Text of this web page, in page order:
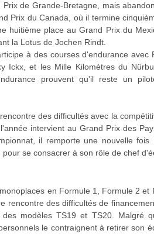
de Grande-Bretagne, mais
Prix du Canada, où il termine
huitième place au Grand Prix du
la Lotus de Jochen Rindt.
à des courses d'endurance
Ickx, et les Mille Kilomètres du
prouvent qu'il reste un
des difficultés avec la
intervient au Grand Prix des
il remporte une nouvelle
se consacrer à son rôle de chef
en Formule 1, Formule 2
rencontre des difficultés de
modèles TS19 et TS20. Malgré
le contraignent à retirer son